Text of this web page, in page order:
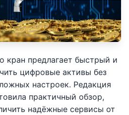
кран предлагает быстрый и
цифровые активы без
настроек. Редакция
практичный обзор,
надёжные сервисы от